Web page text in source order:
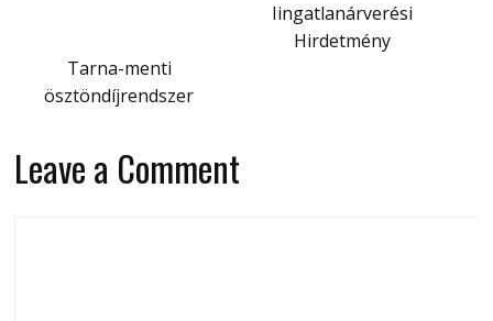
Iingatlanárverési
Hirdetmény
Tarna-menti
ösztöndíjrendszer
Leave a Comment